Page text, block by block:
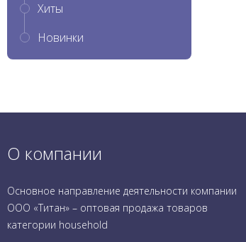
Хиты
Новинки
О компании
Основное направление деятельности компании
ООО «Титан» – оптовая продажа товаров
категории household